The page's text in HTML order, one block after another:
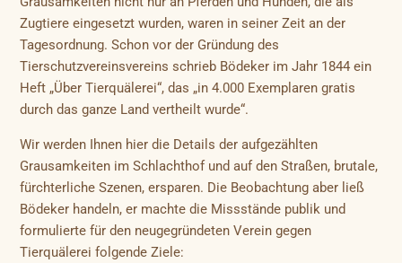
Zugtiere eingesetzt wurden, waren in seiner Zeit an der
Tagesordnung. Schon vor der Gründung des
Tierschutzvereinsvereins schrieb Bödeker im Jahr 1844 ein
Heft „Über Tierquälerei“, das „in 4.000 Exemplaren gratis
durch das ganze Land vertheilt wurde“.
Wir werden Ihnen hier die Details der aufgezählten
Grausamkeiten im Schlachthof und auf den Straßen, brutale,
fürchterliche Szenen, ersparen. Die Beobachtung aber ließ
Bödeker handeln, er machte die Missstände publik und
formulierte für den neugegründeten Verein gegen
Tierquälerei folgende Ziele: